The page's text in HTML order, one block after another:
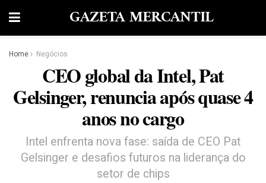
GAZETA MERCANTIL
Home Negócios
CEO global da Intel, Pat
Gelsinger, renuncia após quase 4
anos no cargo
Intel enfrenta nova fase: saída de CEO Pat
Gelsinger e desafios futuros na liderança do
setor de chips